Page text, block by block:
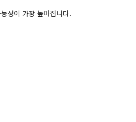
성이 가장 높아집니다.